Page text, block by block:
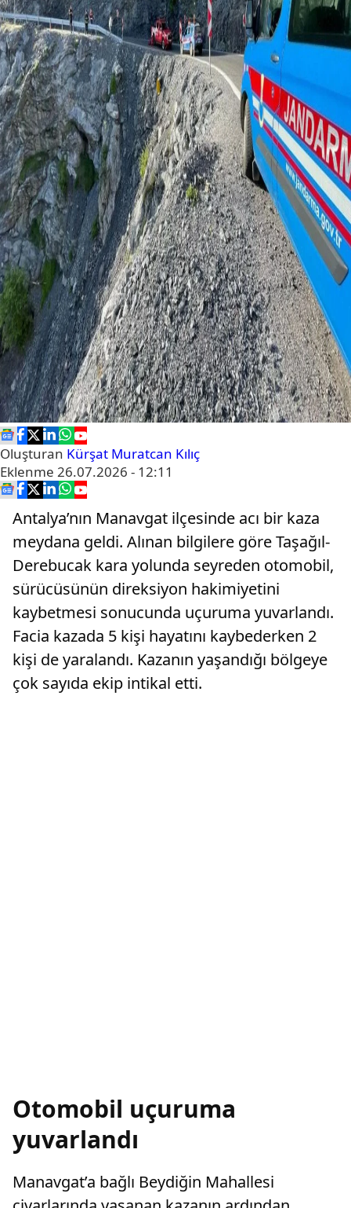
Oluşturan Kürşat Muratcan Kılıç
Eklenme 26.07.2026 - 12:11
Antalya’nın Manavgat ilçesinde acı bir kaza
meydana geldi. Alınan bilgilere göre Taşağıl-
Derebucak kara yolunda seyreden otomobil,
sürücüsünün direksiyon hakimiyetini
kaybetmesi sonucunda uçuruma yuvarlandı.
Facia kazada 5 kişi hayatını kaybederken 2
kişi de yaralandı. Kazanın yaşandığı bölgeye
çok sayıda ekip intikal etti.
Otomobil uçuruma
yuvarlandı
Manavgat’a bağlı Beydiğin Mahallesi